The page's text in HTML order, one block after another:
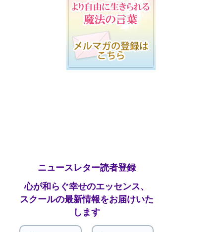
ニュースレター読者登録
心が和らぐ幸せのエッセンス、
スクールの最新情報をお届けいた
します